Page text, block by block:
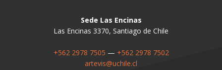
Sede Las Encinas
Las Encinas 3370, Santiago de Chile
+562 2978 7505 — +562 2978 7502
artevis@uchile.cl